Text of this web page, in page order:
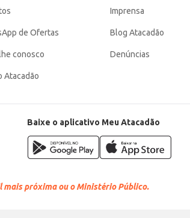
de Ofertas
conosco
Atacadão
Imprensa
Blog Atacadão
Denúncias
Baixe o aplicativo Meu Atacadão
mais próxima ou o Ministério Público.